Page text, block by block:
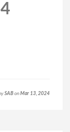
SAB on Mar 13, 2024